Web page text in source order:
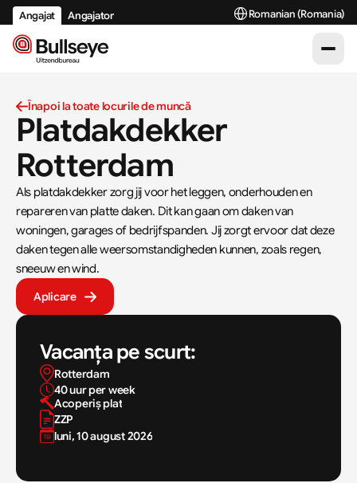
Înapoi la toate locurile de muncă
Platdakdekker
Rotterdam
Als platdakdekker zorg jij voor het leggen, onderhouden en
repareren van platte daken. Dit kan gaan om daken van
woningen, garages of bedrijfspanden. Jij zorgt ervoor dat deze
daken tegen alle weersomstandigheden kunnen, zoals regen,
sneeuw en wind.
Aplicare
Vacanța pe scurt:
Rotterdam
40 uur per week
Acoperiș plat
ZZP
luni, 10 august 2026
Angajat Angajator Select Language
Romanian (Romania)